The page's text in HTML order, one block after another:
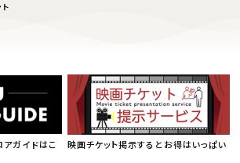
アガイドはこ
映画チケット掲示するとお得はいっぱい